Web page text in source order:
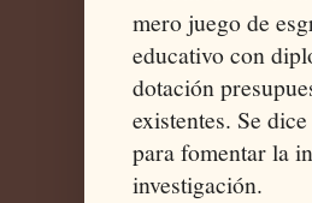
mero juego de
educativo con
dotación
existentes. Se
para fomentar la
investigación.